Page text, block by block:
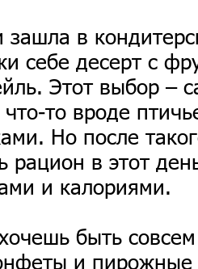
зашла в
себе десерт с
Этот выбор –
то вроде
Но после
рацион в этот
и калориями.
быть
и